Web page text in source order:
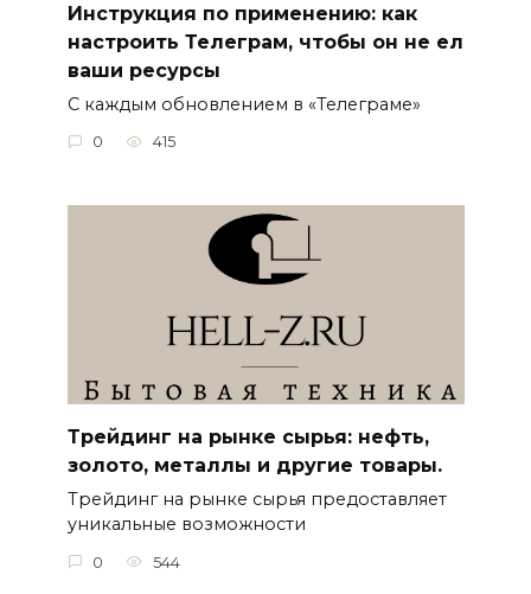
Инструкция по применению: как
настроить Телеграм, чтобы он не ел
ваши ресурсы
С каждым обновлением в «Телеграме»
0 415
Трейдинг на рынке сырья: нефть,
золото, металлы и другие товары.
Трейдинг на рынке сырья предоставляет
уникальные возможности
0 544